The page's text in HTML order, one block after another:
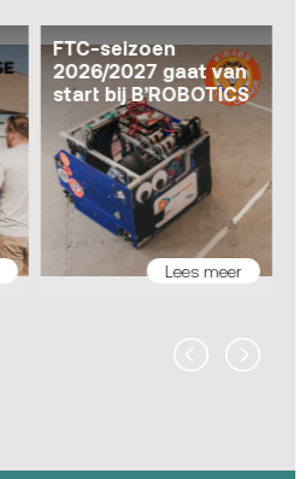
FTC-seizoen
2026/2027 gaat van
start bij B’ROBOTICS
Lees meer